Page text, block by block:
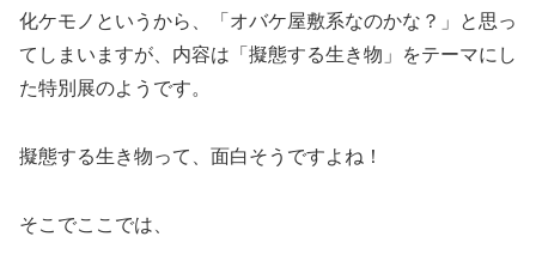
化ケモノというから、「オバケ屋敷系なのかな？」と思っ
てしまいますが、内容は「擬態する生き物」をテーマにし
た特別展のようです。
擬態する生き物って、面白そうですよね！
そこでここでは、